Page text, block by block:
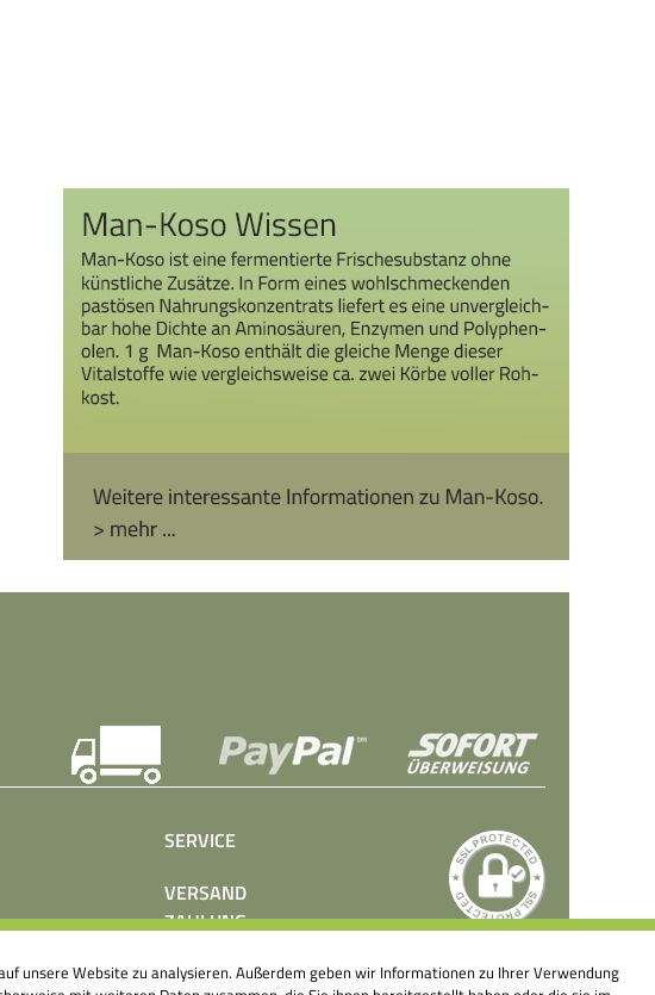
SERVICE
VERSAND
ZAHLUNG
PRESSE
unsere Website zu analysieren. Außerdem geben wir Informationen zu Ihrer Verwendung